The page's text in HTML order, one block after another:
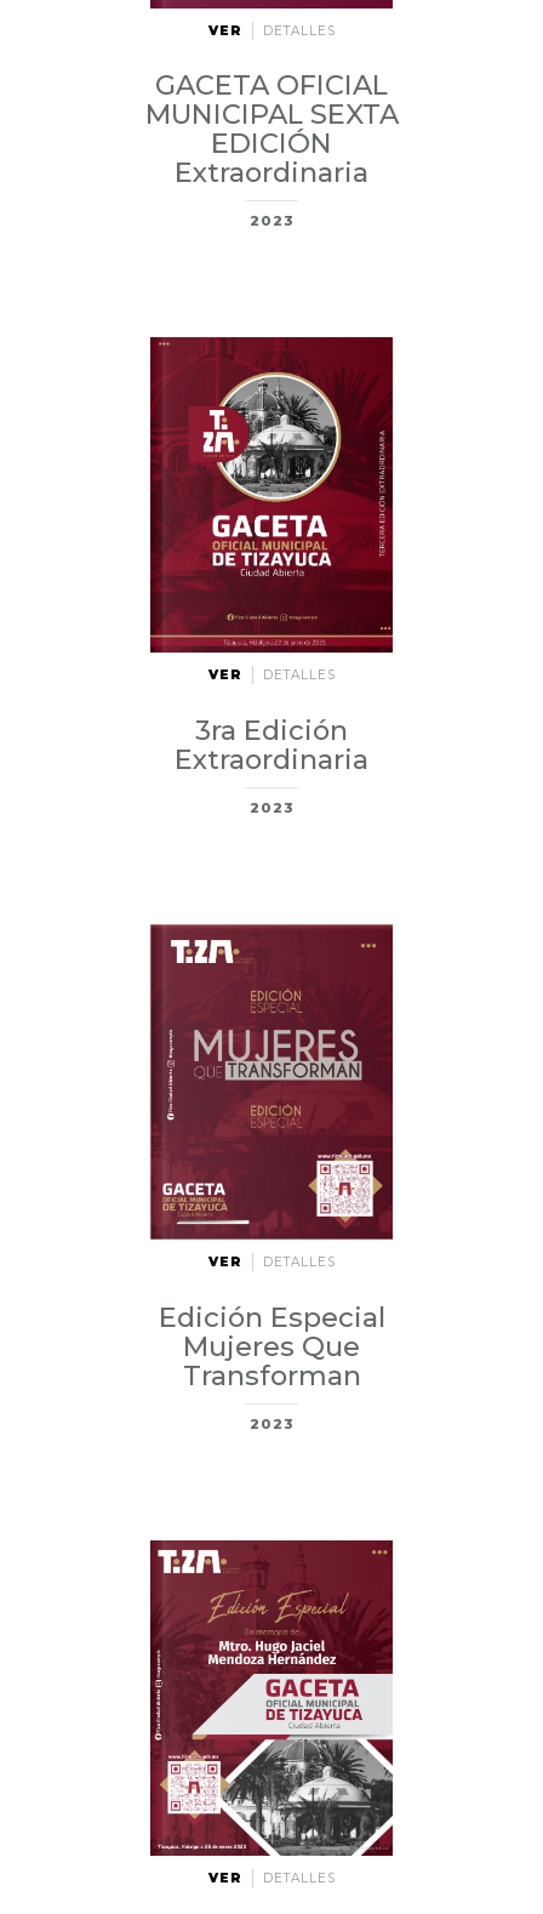
VER DETALLES
GACETA OFICIAL
MUNICIPAL SEXTA
EDICIÓN
Extraordinaria
2023
VER DETALLES
3ra Edición
Extraordinaria
2023
VER DETALLES
Edición Especial
Mujeres Que
Transforman
2023
VER DETALLES